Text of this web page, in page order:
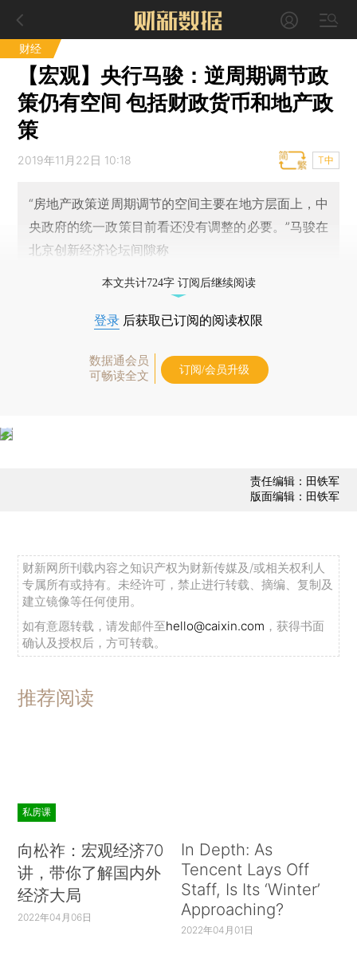
财经
【宏观】央行马骏：逆周期调节政
策仍有空间 包括财政货币和地产政
策
2019年11月22日 10:18 T中
“房地产政策逆周期调节的空间主要在地方层面上，中
央政府的统一政策目前看还没有调整的必要。”马骏在
北京创新经济论坛间隙称
本文共计724字 订阅后继续阅读
登录 后获取已订阅的阅读权限
数据通会员
可畅读全文
订阅/会员升级
责任编辑：田铁军
版面编辑：田铁军
财新网所刊载内容之知识产权为财新传媒及/或相关权利人
专属所有或持有。未经许可，禁止进行转载、摘编、复制及
建立镜像等任何使用。
如有意愿转载，请发邮件至hello@caixin.com ，获得书面
确认及授权后，方可转载。
推荐阅读
私房课
向松祚：宏观经济70
讲，带你了解国内外
经济大局
2022年04月06日
In Depth: As
Tencent Lays Off
Staff, Is Its ‘Winter’
Approaching?
2022年04月01日